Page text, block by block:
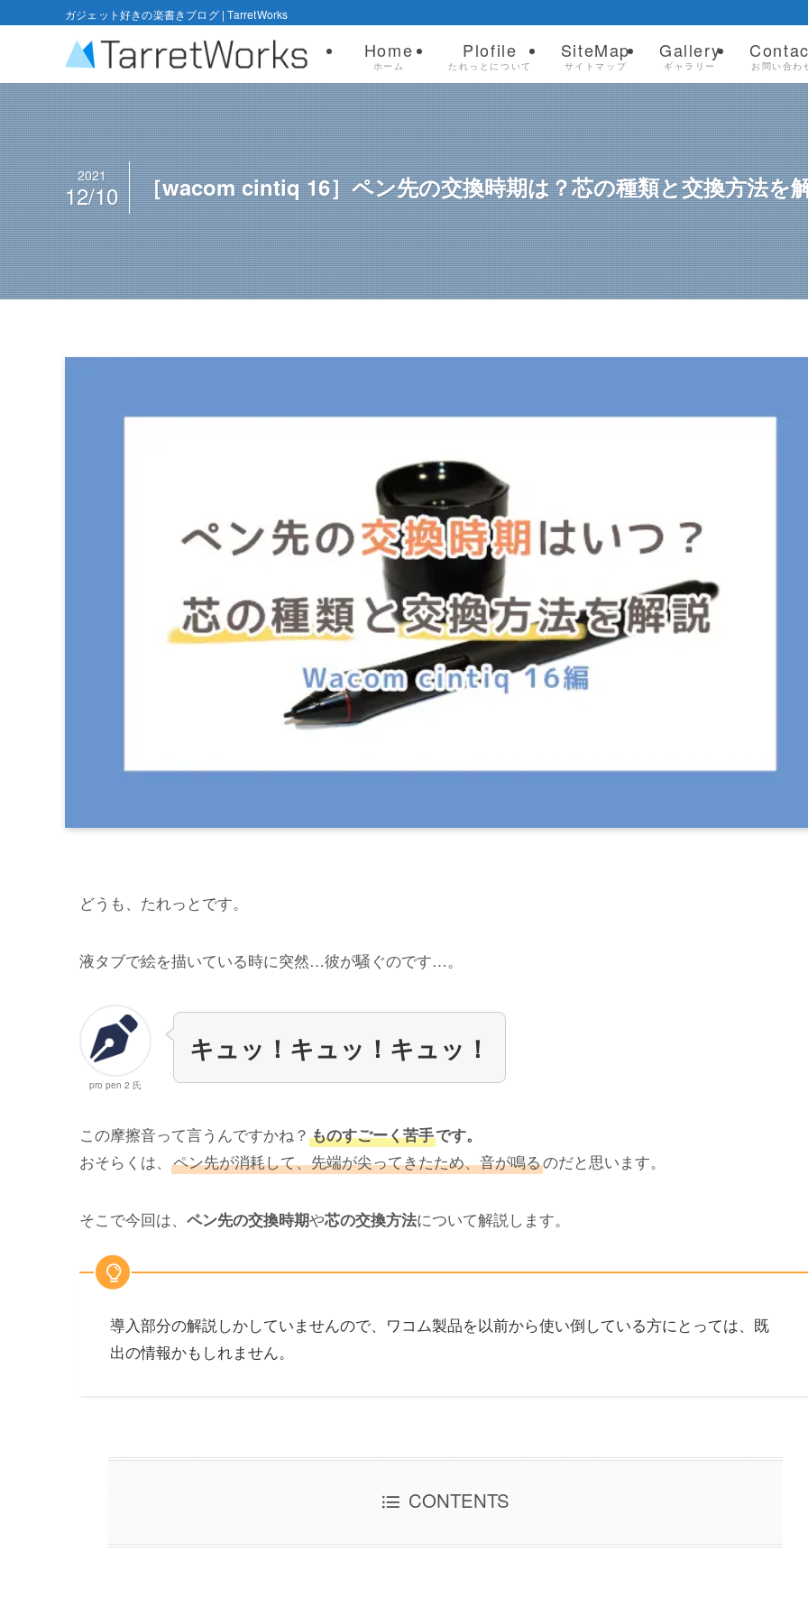
ガジェット好きの楽書きブログ | TarretWorks
Home
ホーム
Plofile
たれっとについて
SiteMap
サイトマップ
Gallery
ギャラリー お問い合わ
［wacom cintiq 16］ペン先の交換時期は？芯の種類と交換方法を
2021
12/10
どうも、たれっとです。
液タブで絵を描いている時に突然…彼が騒ぐのです…。
pro pen 2 氏
キュッ！キュッ！キュッ！
この摩擦音って言うんですかね？ ものすごーく苦手です。
おそらくは、 ペン先が消耗して、先端が尖ってきたため、音が鳴るのだと思います。
そこで今回は、 ペン先の交換時期や芯の交換方法について解説します。
導入部分の解説しかしていませんので、ワコム製品を以前から使い倒している方にとっては、既
出の情報かもしれません。
CONTENTS